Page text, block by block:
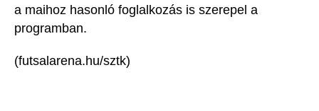
a maihoz hasonló foglalkozás is szerepel a
programban.
(futsalarena.hu/sztk)